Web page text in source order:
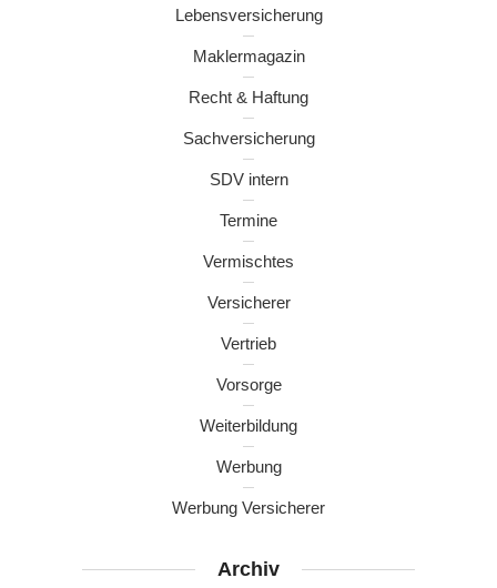
Lebensversicherung
Maklermagazin
Recht & Haftung
Sachversicherung
SDV intern
Termine
Vermischtes
Versicherer
Vertrieb
Vorsorge
Weiterbildung
Werbung
Werbung Versicherer
Archiv